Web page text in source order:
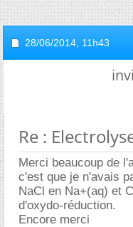
28/06/2014, 11h43
Re :
Merci beaucoup de
c'est que je n'avais
NaCl en Na+(aq) et
d'oxydo-réduction.
Encore merci